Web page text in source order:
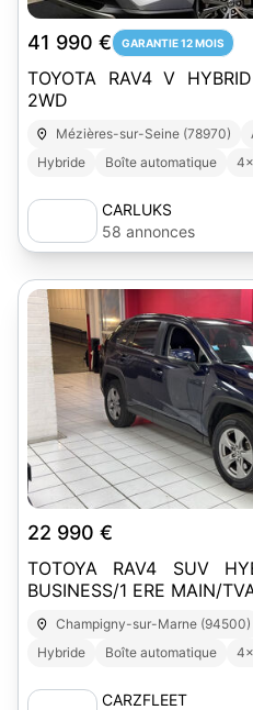
41 990 € GARANTIE 12 MOIS
TOYOTA RAV4 V
2WD
Mézières-sur-Seine (78970)
Hybride
Boîte automatique
CARLUKS
58 annonces
22 990 €
TOTOYA RAV4 SUV
BUSINESS/1 ERE MAIN/
Champigny-sur-Marne (94500)
Hybride
Boîte automatique
CARZFLEET